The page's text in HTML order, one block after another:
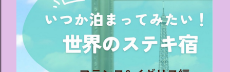
されています。その魅力をいくつかのかたまりに分けてご紹
介します。 🔑 1. コンセプトは「サンリオキャラが考える夢
のホテル」 デジタルメディア技術で世界的に知られるクリエ
イティブプロダクション「d'strict」が手掛けており、五感を
刺激する美しいデジタルアートとストーリー性の高い全11の
テーマブースで構成されています。 チェックインからスター